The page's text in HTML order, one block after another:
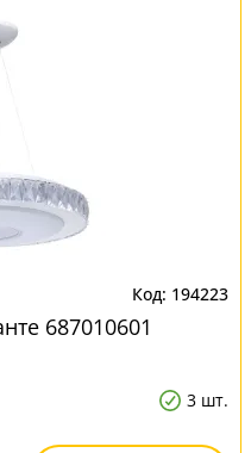
194223
687010601
3 шт.